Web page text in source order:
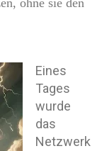
ohne sie den
Eines
Tages
wurde
das
Netzwerk